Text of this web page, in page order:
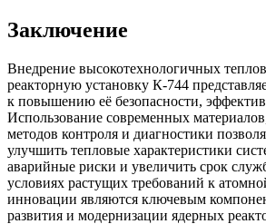
Заключение
Внедрение высокотехнологичных
реакторную установку К-744
к повышению её безопасности,
Использование современных
методов контроля и диагностики
улучшить тепловые характеристики
аварийные риски и увеличить срок
условиях растущих требований к
инновации являются ключевым
развития и модернизации ядерных